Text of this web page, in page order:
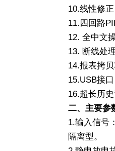
10.线性修
11.四回路
12. 全中文
13. 断线处
14.报表拷
15.USB接
16.超长历
二、主要参
1.输入信号
隔离型。